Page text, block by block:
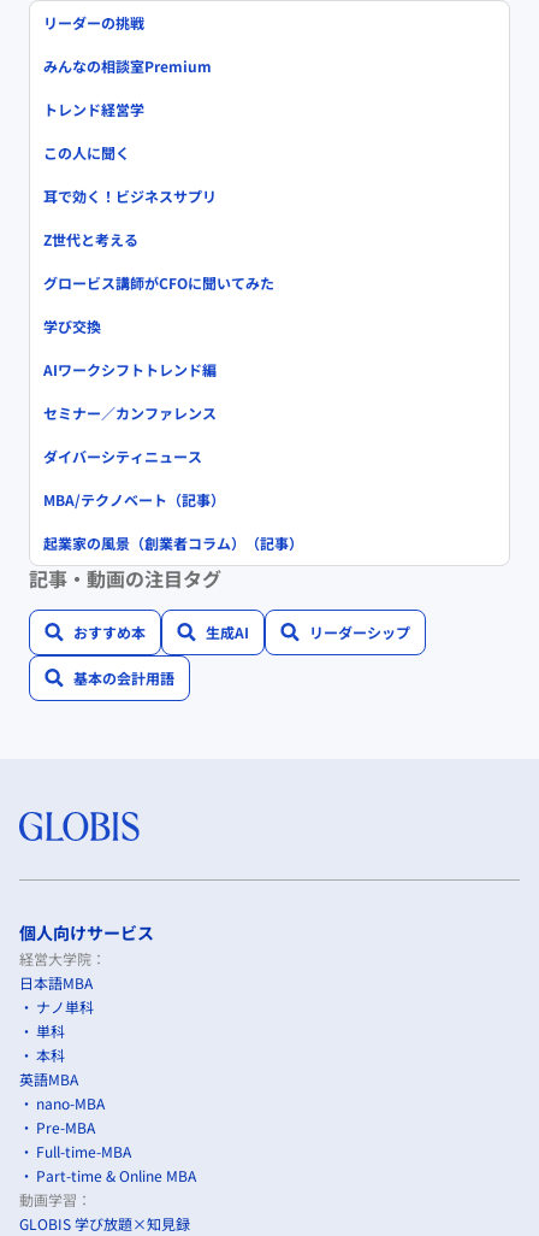
リーダーの挑戦
みんなの相談室Premium
トレンド経営学
この人に聞く
耳で効く！ビジネスサプリ
Z世代と考える
グロービス講師がCFOに聞いてみた
学び交換
AIワークシフトトレンド編
セミナー／カンファレンス
ダイバーシティニュース
MBA/テクノベート（記事）
起業家の風景（創業者コラム）（記事）
記事・動画の注目タグ
おすすめ本 生成AI リーダーシップ
基本の会計用語
個人向けサービス
経営大学院：
日本語MBA
ナノ単科
単科
本科
英語MBA
nano-MBA
Pre-MBA
Full-time-MBA
Part-time & Online MBA
動画学習：
GLOBIS 学び放題×知見録